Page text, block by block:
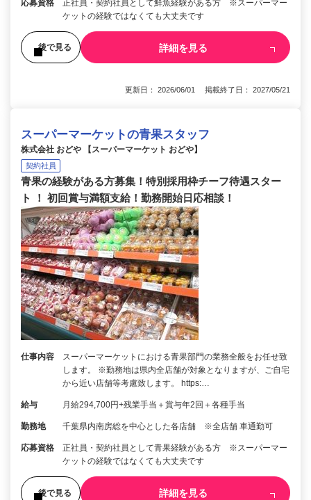
応募資格
正社員・契約社員として鮮魚経験がある方 ※スーパーマー
ケットの経験ではなくても大丈夫です
後で見る 詳細を見る
更新日： 2026/06/01 掲載終了日： 2027/05/21
スーパーマーケットの青果スタッフ
株式会社 おどや 【スーパーマーケット おどや】
契約社員
青果の経験がある方募集！特別採用枠チーフ待遇スター
ト ！ 初回賞与満額支給！勤務開始日応相談！
仕事内容
スーパーマーケットにおける青果部門の業務全般をお任せ致
します。 ※勤務地は県内全店舗が対象となりますが、ご自宅
から近い店舗等考慮致します。 https:…
給与 月給294,700円+残業手当＋賞与年2回＋各種手当
勤務地 千葉県内南房総を中心とした各店舗 ※全店舗 車通勤可
応募資格
正社員・契約社員として青果経験がある方 ※スーパーマー
ケットの経験ではなくても大丈夫です
後で見る 詳細を見る